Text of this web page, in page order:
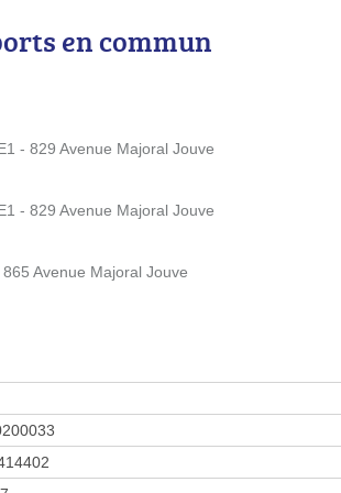
en commun
- 829 Avenue Majoral Jouve
- 829 Avenue Majoral Jouve
Avenue Majoral Jouve